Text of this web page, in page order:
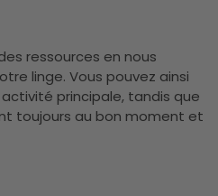
ressources en nous
linge. Vous pouvez ainsi
principale, tandis que
toujours au bon moment et